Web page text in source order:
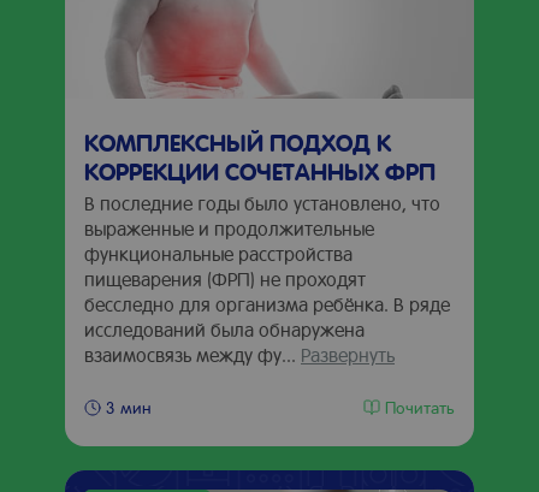
КОМПЛЕКСНЫЙ ПОДХОД К
КОРРЕКЦИИ СОЧЕТАННЫХ ФРП
В последние годы было установлено, что
выраженные и продолжительные
функциональные расстройства
пищеварения (ФРП) не проходят
бесследно для организма ребёнка. В ряде
исследований была обнаружена
взаимосвязь между фу... Развернуть
3 мин Почитать